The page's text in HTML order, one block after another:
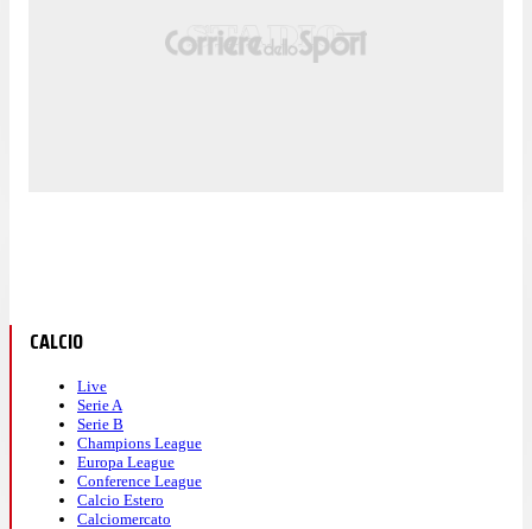
CALCIO
Live
Serie A
Serie B
Champions League
Europa League
Conference League
Calcio Estero
Calciomercato